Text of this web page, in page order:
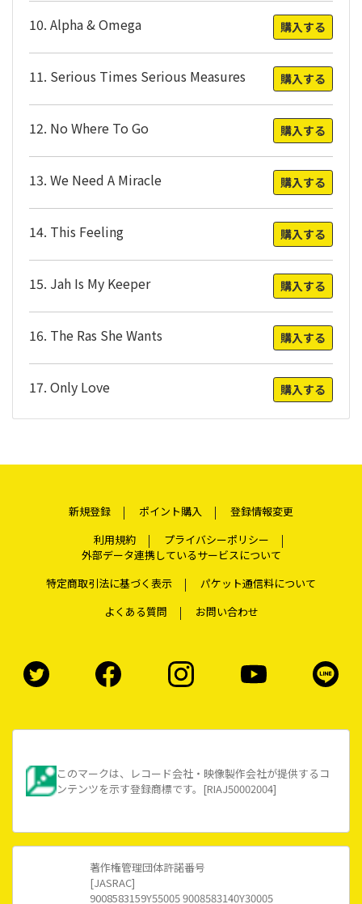
10. Alpha & Omega 購入する
11. Serious Times Serious Measures 購入する
12. No Where To Go 購入する
13. We Need A Miracle 購入する
14. This Feeling 購入する
15. Jah Is My Keeper 購入する
16. The Ras She Wants 購入する
17. Only Love 購入する
新規登録 ポイント購入
登録情報変更
利用規約
プライバシーポリシー
外部データ連携しているサービスについて
特定商取引法に基づく表示
パケット通信料について
よくある質問
お問い合わせ
このマークは、レコード会社・映像製作会社が提供するコ
ンテンツを示す登録商標です。[RIAJ50002004]
著作権管理団体許諾番号
[JASRAC]
9008583159Y55005 9008583140Y30005